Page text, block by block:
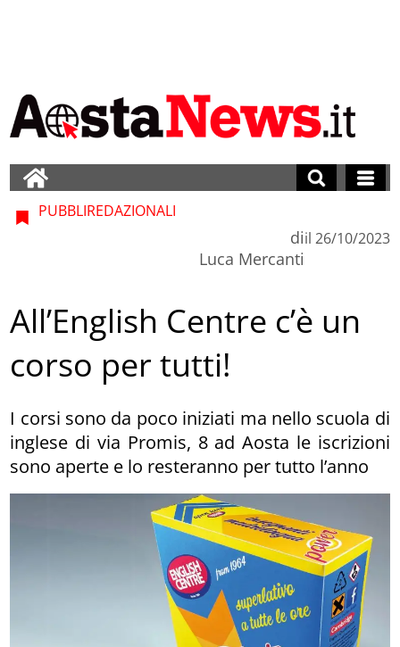
PUBBLIREDAZIONALI
di
Luca Mercanti
il 26/10/2023
All’English Centre c’è un
corso per tutti!
I corsi sono da poco iniziati ma nello scuola di
inglese di via Promis, 8 ad Aosta le iscrizioni
sono aperte e lo resteranno per tutto l’anno